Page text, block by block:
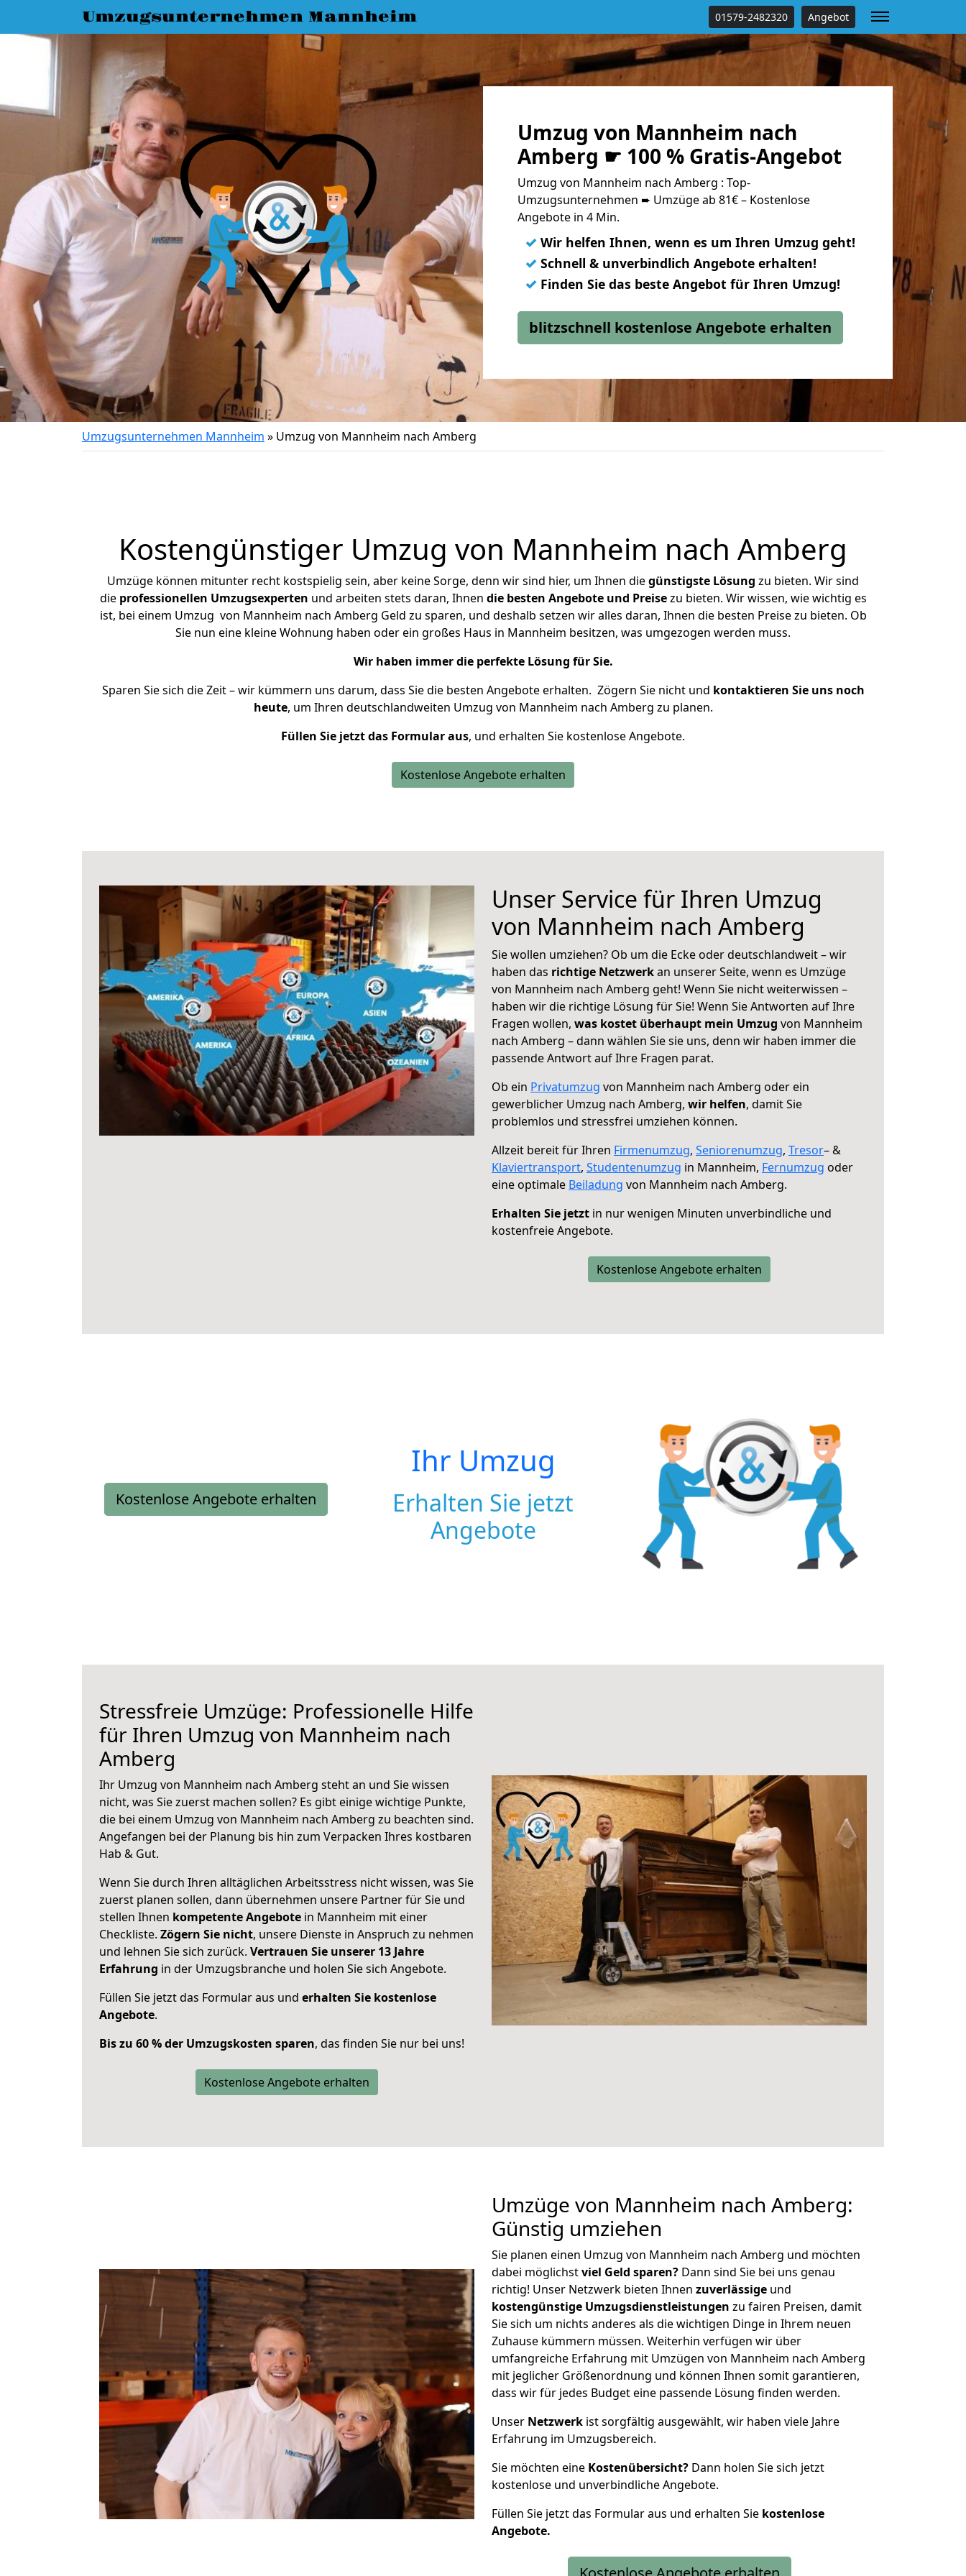
Umzugsunternehmen Mannheim 01579-2482320 Angebot
Umzug von Mannheim nach
Amberg ☛ 100 % Gratis-Angebot
Umzug von Mannheim nach Amberg : Top-
Umzugsunternehmen ➨ Umzüge ab 81€ – Kostenlose
Angebote in 4 Min.
✓ Wir helfen Ihnen, wenn es um Ihren Umzug geht!
✓ Schnell & unverbindlich Angebote erhalten!
✓ Finden Sie das beste Angebot für Ihren Umzug!
blitzschnell kostenlose Angebote erhalten
Umzugsunternehmen Mannheim » Umzug von Mannheim nach Amberg
Kostengünstiger Umzug von Mannheim nach Amberg
Umzüge können mitunter recht kostspielig sein, aber keine Sorge, denn wir sind hier, um Ihnen diegünstigste Lösung zu bieten. Wir sind
die professionellen Umzugsexperten und arbeiten stets daran, Ihnen die besten Angebote und Preisezu bieten. Wir wissen, wie wichtig es
ist, bei einem Umzug von Mannheim nach Amberg Geld zu sparen, und deshalb setzen wir alles daran, Ihnen die besten Preise zu bieten. Ob
Sie nun eine kleine Wohnung haben oder ein großes Haus in Mannheim besitzen, was umgezogen werden muss.
Wir haben immer die perfekte Lösung für Sie.
Sparen Sie sich die Zeit – wir kümmern uns darum, dass Sie die besten Angebote erhalten. Zögern Sie nicht und kontaktieren Sie uns noch
heute, um Ihren deutschlandweiten Umzug von Mannheim nach Amberg zu planen.
Füllen Sie jetzt das Formular aus, und erhalten Sie kostenlose Angebote.
Kostenlose Angebote erhalten
Unser Service für Ihren Umzug
von Mannheim nach Amberg
Sie wollen umziehen? Ob um die Ecke oder deutschlandweit – wir
haben das richtige Netzwerkan unserer Seite, wenn es Umzüge
von Mannheim nach Amberg geht! Wenn Sie nicht weiterwissen –
haben wir die richtige Lösung für Sie! Wenn Sie Antworten auf Ihre
Fragen wollen, was kostet überhaupt mein Umzug von Mannheim
nach Amberg – dann wählen Sie sie uns, denn wir haben immer die
passende Antwort auf Ihre Fragen parat.
Ob ein Privatumzug von Mannheim nach Amberg oder ein
gewerblicher Umzug nach Amberg, wir helfen, damit Sie
problemlos und stressfrei umziehen können.
Allzeit bereit für Ihren Firmenumzug, Seniorenumzug, Tresor– &
Klaviertransport, Studentenumzug in Mannheim, Fernumzug oder
eine optimale Beiladung von Mannheim nach Amberg.
Erhalten Sie jetzt in nur wenigen Minuten unverbindliche und
kostenfreie Angebote.
Kostenlose Angebote erhalten
Kostenlose Angebote erhalten
Ihr Umzug
Erhalten Sie jetzt
Angebote
Stressfreie Umzüge: Professionelle Hilfe
für Ihren Umzug von Mannheim nach
Amberg
Ihr Umzug von Mannheim nach Amberg steht an und Sie wissen
nicht, was Sie zuerst machen sollen? Es gibt einige wichtige Punkte,
die bei einem Umzug von Mannheim nach Amberg zu beachten sind.
Angefangen bei der Planung bis hin zum Verpacken Ihres kostbaren
Hab & Gut.
Wenn Sie durch Ihren alltäglichen Arbeitsstress nicht wissen, was Sie
zuerst planen sollen, dann übernehmen unsere Partner für Sie und
stellen Ihnen kompetente Angebote in Mannheim mit einer
Checkliste. Zögern Sie nicht, unsere Dienste in Anspruch zu nehmen
und lehnen Sie sich zurück. Vertrauen Sie unserer 13 Jahre
Erfahrung in der Umzugsbranche und holen Sie sich Angebote.
Füllen Sie jetzt das Formular aus und erhalten Sie kostenlose
Angebote.
Bis zu 60 % der Umzugskosten sparen, das finden Sie nur bei uns!
Kostenlose Angebote erhalten
Umzüge von Mannheim nach Amberg:
Günstig umziehen
Sie planen einen Umzug von Mannheim nach Amberg und möchten
dabei möglichstviel Geld sparen? Dann sind Sie bei uns genau
richtig! Unser Netzwerk bieten Ihnen zuverlässige und
kostengünstige Umzugsdienstleistungen zu fairen Preisen, damit
Sie sich um nichts anderes als die wichtigen Dinge in Ihrem neuen
Zuhause kümmern müssen. Weiterhin verfügen wir über
umfangreiche Erfahrung mit Umzügen von Mannheim nach Amberg
mit jeglicher Größenordnung und können Ihnen somit garantieren,
dass wir für jedes Budget eine passende Lösung finden werden.
Unser Netzwerk ist sorgfältig ausgewählt, wir haben viele Jahre
Erfahrung im Umzugsbereich.
Sie möchten eine Kostenübersicht? Dann holen Sie sich jetzt
kostenlose und unverbindliche Angebote.
Füllen Sie jetzt das Formular aus und erhalten Sie kostenlose
Angebote.